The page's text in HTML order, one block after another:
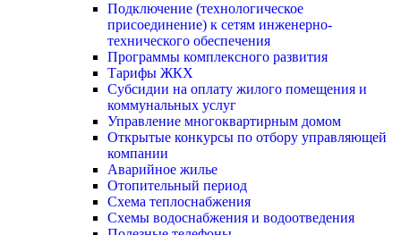
Подключение (технологическое
присоединение) к сетям инженерно-
технического обеспечения
Программы комплексного развития
Тарифы ЖКХ
Субсидии на оплату жилого помещения и
коммунальных услуг
Управление многоквартирным домом
Открытые конкурсы по отбору управляющей
компании
Аварийное жилье
Отопительный период
Схема теплоснабжения
Схемы водоснабжения и водоотведения